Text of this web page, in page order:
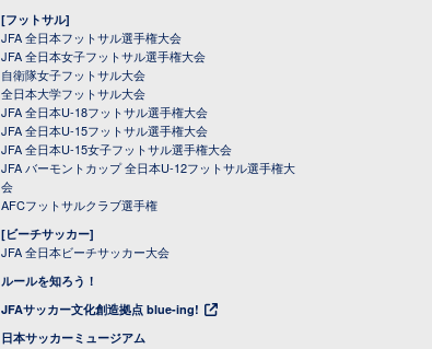
[フットサル]
JFA 全日本フットサル選手権大会
JFA 全日本女子フットサル選手権大会
自衛隊女子フットサル大会
全日本大学フットサル大会
JFA 全日本U-18フットサル選手権大会
JFA 全日本U-15フットサル選手権大会
JFA 全日本U-15女子フットサル選手権大会
JFA バーモントカップ 全日本U-12フットサル選手権大
会
AFCフットサルクラブ選手権
[ビーチサッカー]
JFA 全日本ビーチサッカー大会
ルールを知ろう！
JFAサッカー文化創造拠点 blue-ing!
日本サッカーミュージアム